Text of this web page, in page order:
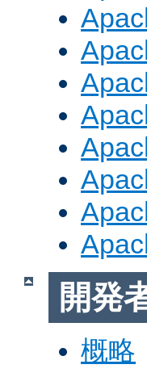
開発
概略